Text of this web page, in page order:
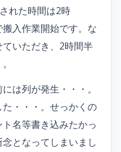
れた時間は2時
入作業開始です。な
いただき、2時間半
は列が発生・・・。
・・・。せっかくの
名等書き込みたかっ
となってしまいまし